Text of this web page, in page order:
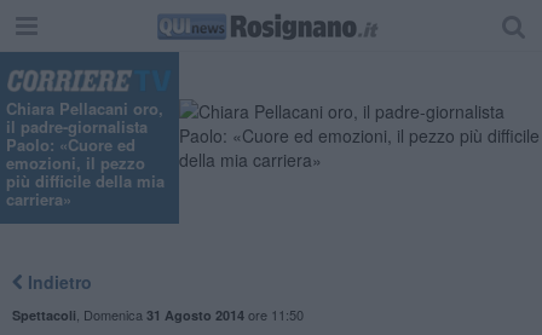
Chiara Pellacani oro,
il padre-giornalista
Paolo: «Cuore ed
emozioni, il pezzo
più difficile della mia
carriera»
Indietro
Spettacoli Domenica 31 Agosto 2014ore 11:50